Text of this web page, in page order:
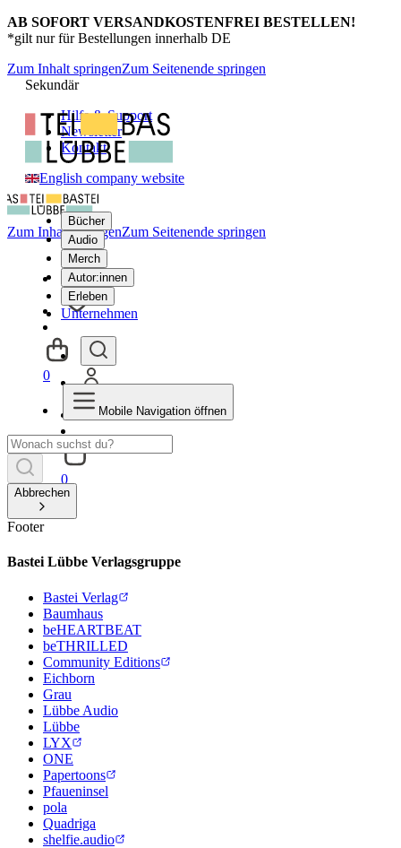
AB SOFORT VERSANDKOSTENFREI BESTELLEN!
*gilt nur für Bestellungen innerhalb DE
Zum Inhalt springenZum Seitenende springen
Sekundär
Hilfe & Support
Newsletter
Kontakt
English company website
Bücher
Audio
Merch
Autor:innen
Erleben
Unternehmen
0
Zum Inhalt springenZum Seitenende springen
0
Mobile Navigation öffnen
Abbrechen
Footer
Bastei Lübbe Verlagsgruppe
Bastei Verlag
Baumhaus
beHEARTBEAT
beTHRILLED
Community Editions
Eichborn
Grau
Lübbe Audio
Lübbe
LYX
ONE
Papertoons
Pfaueninsel
pola
Quadriga
shelfie.audio